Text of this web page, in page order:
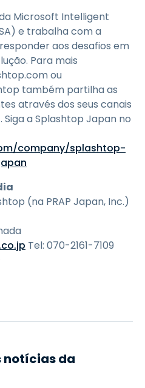
Microsoft Intelligent
e trabalha com a
aos desafios em
Para mais
ou
também partilha as
através dos seus canais
Siga a Splashtop Japan no
company/splashtop-
(na PRAP Japan, Inc.)
Tel: 070-2161-7109
notícias da